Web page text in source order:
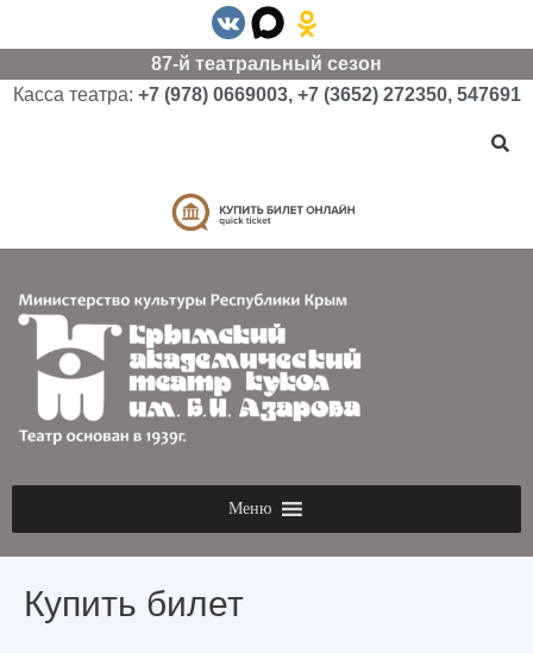
87-й театральный сезон
Касса театра: +7 (978) 0669003, +7 (3652) 272350, 547691
Меню
Купить билет